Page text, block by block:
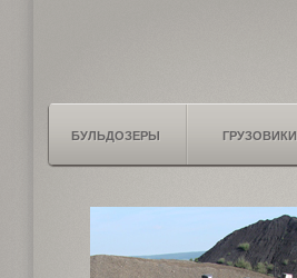
БУЛЬДОЗЕРЫ ГРУЗОВИКИ